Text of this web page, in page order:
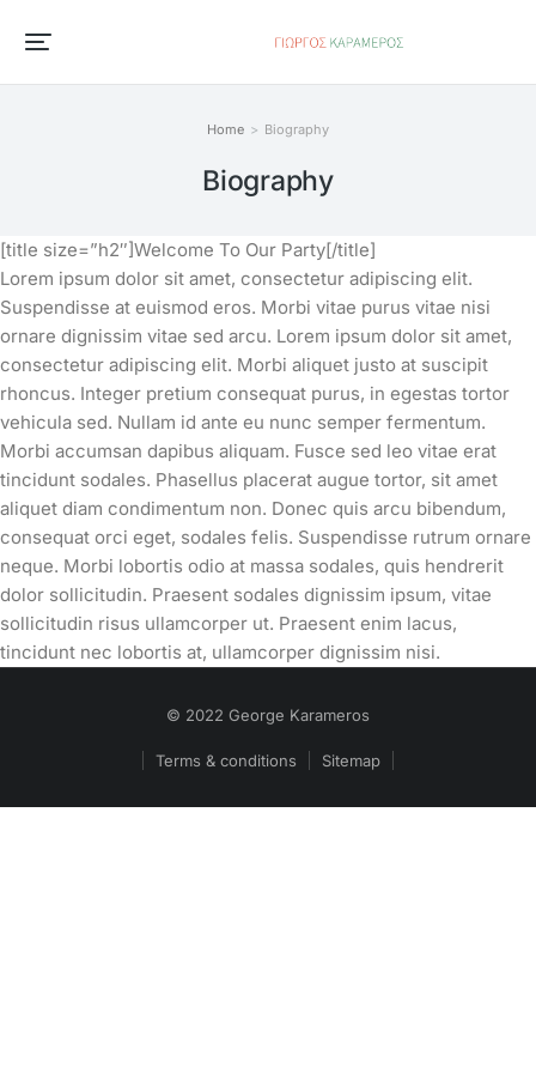
Home Biography
Biography
[title size=”h2″]Welcome To Our Party[/title]
Lorem ipsum dolor sit amet, consectetur adipiscing elit.
Suspendisse at euismod eros. Morbi vitae purus vitae nisi
ornare dignissim vitae sed arcu. Lorem ipsum dolor sit amet,
consectetur adipiscing elit. Morbi aliquet justo at suscipit
rhoncus. Integer pretium consequat purus, in egestas tortor
vehicula sed. Nullam id ante eu nunc semper fermentum.
Morbi accumsan dapibus aliquam. Fusce sed leo vitae erat
tincidunt sodales. Phasellus placerat augue tortor, sit amet
aliquet diam condimentum non. Donec quis arcu bibendum,
consequat orci eget, sodales felis. Suspendisse rutrum ornare
neque. Morbi lobortis odio at massa sodales, quis hendrerit
dolor sollicitudin. Praesent sodales dignissim ipsum, vitae
sollicitudin risus ullamcorper ut. Praesent enim lacus,
tincidunt nec lobortis at, ullamcorper dignissim nisi.
© 2022 George Karameros
Terms & conditions Sitemap